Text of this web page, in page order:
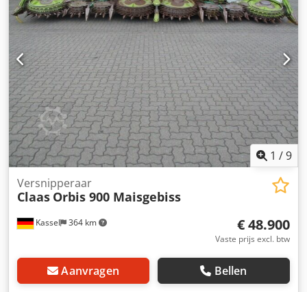
1 /9
Kassel 364 km
Versnipperaar
Claas Orbis 900 Maisgebiss
€ 48.900
Vaste prijs excl. btw
Aanvragen Bellen